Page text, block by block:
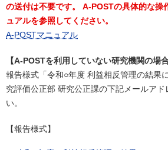
の送付は不要です。 A-POSTの具体的な操
ュアルを参照してください。
A-POSTマニュアル
【A-POSTを利用していない研究機関の場合
報告様式「令和○年度 利益相反管理の結果
究評価公正部 研究公正課の下記メールアド
い。
【報告様式】